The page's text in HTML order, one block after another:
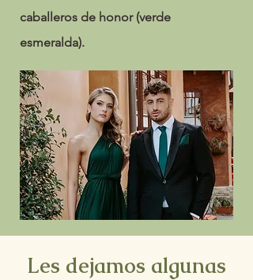
caballeros de honor (verde
esmeralda).
Les dejamos algunas